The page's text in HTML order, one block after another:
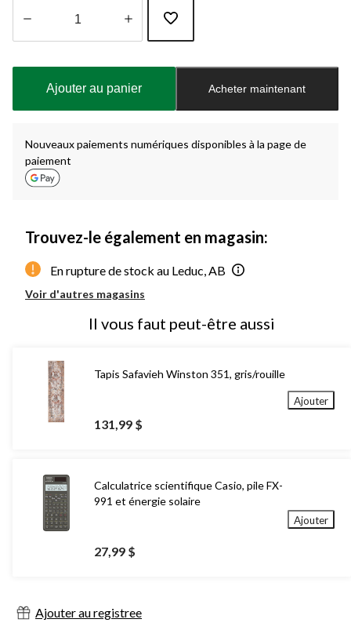
à
Ajouter au panier Acheter maintenant
Nouveaux paiements numériques disponibles à la page de
paiement
Trouvez-le également en magasin:
En rupture de stock au Leduc, AB
Voir d'autres magasins
Il vous faut peut-être aussi
Tapis Safavieh Winston 351, gris/rouille
131,99 $
Ajouter
Calculatrice scientifique Casio, pile FX-
991 et énergie solaire
27,99 $
Ajouter
Ajouter au registree